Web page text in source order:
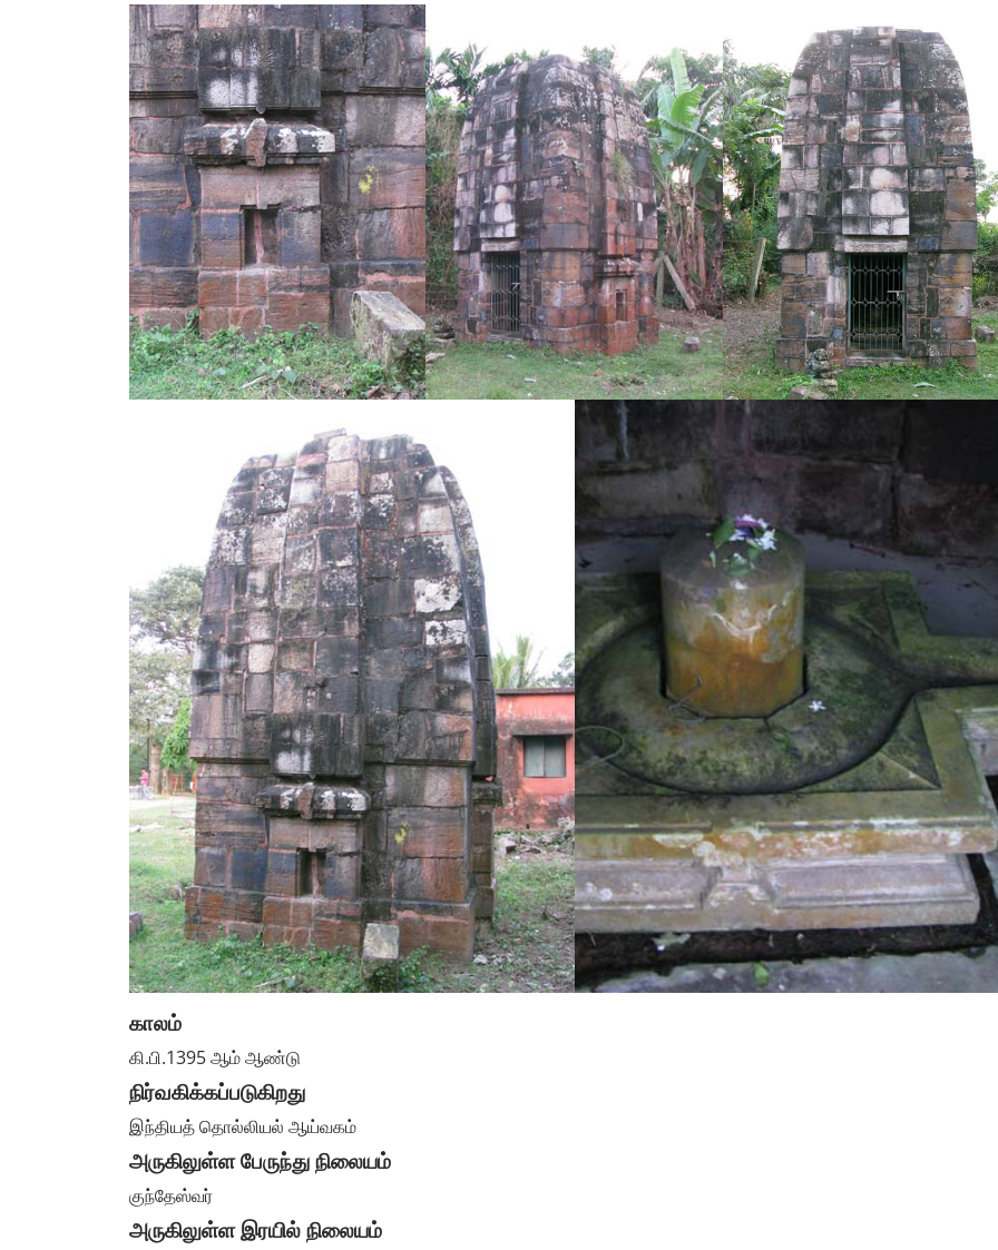
காலம்
கி.பி.1395 ஆம் ஆண்டு
நிர்வகிக்கப்படுகிறது
இந்தியத் தொல்லியல் ஆய்வகம்
அருகிலுள்ள பேருந்து நிலையம்
குந்தேஸ்வர்
அருகிலுள்ள இரயில் நிலையம்